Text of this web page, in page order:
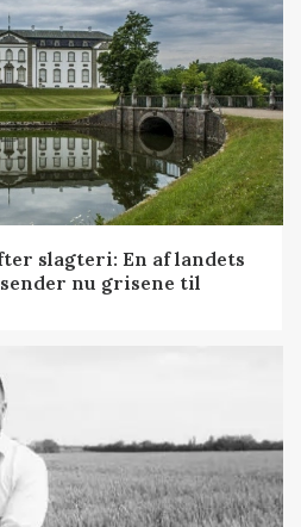
slagteri: En af landets
nu grisene til